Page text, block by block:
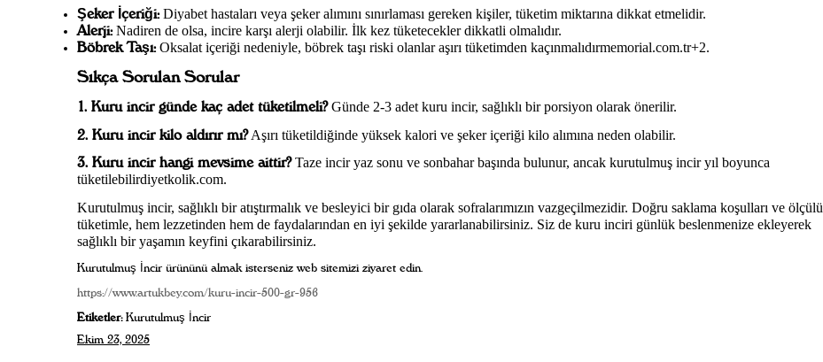
Şeker İçeriği:Diyabet hastaları veya şeker alımını sınırlaması gereken kişiler, tüketim miktarına dikkat etmelidir.
Alerji:Nadiren de olsa, incire karşı alerji olabilir. İlk kez tüketecekler dikkatli olmalıdır.
Böbrek Taşı:Oksalat içeriği nedeniyle, böbrek taşı riski olanlar aşırı tüketimden kaçınmalıdırmemorial.com.tr+2.
Sıkça Sorulan Sorular
1. Kuru incir günde kaç adet tüketilmeli?Günde 2-3 adet kuru incir, sağlıklı bir porsiyon olarak önerilir.
2. Kuru incir kilo aldırır mı?Aşırı tüketildiğinde yüksek kalori ve şeker içeriği kilo alımına neden olabilir.
3. Kuru incir hangi mevsime aittir?Taze incir yaz sonu ve sonbahar başında bulunur, ancak kurutulmuş incir yıl boyunca
tüketilebilirdiyetkolik.com.
Kurutulmuş incir, sağlıklı bir atıştırmalık ve besleyici bir gıda olarak sofralarımızın vazgeçilmezidir. Doğru saklama koşulları ve ölçülü
tüketimle, hem lezzetinden hem de faydalarından en iyi şekilde yararlanabilirsiniz. Siz de kuru inciri günlük beslenmenize ekleyerek
sağlıklı bir yaşamın keyfini çıkarabilirsiniz.
Kurutulmuş İncir ürününü almak isterseniz web sitemizi ziyaret edin.
https://www.artukbey.com/kuru-incir-500-gr-956
Etiketler:Kurutulmuş İncir
Ekim 23, 2025